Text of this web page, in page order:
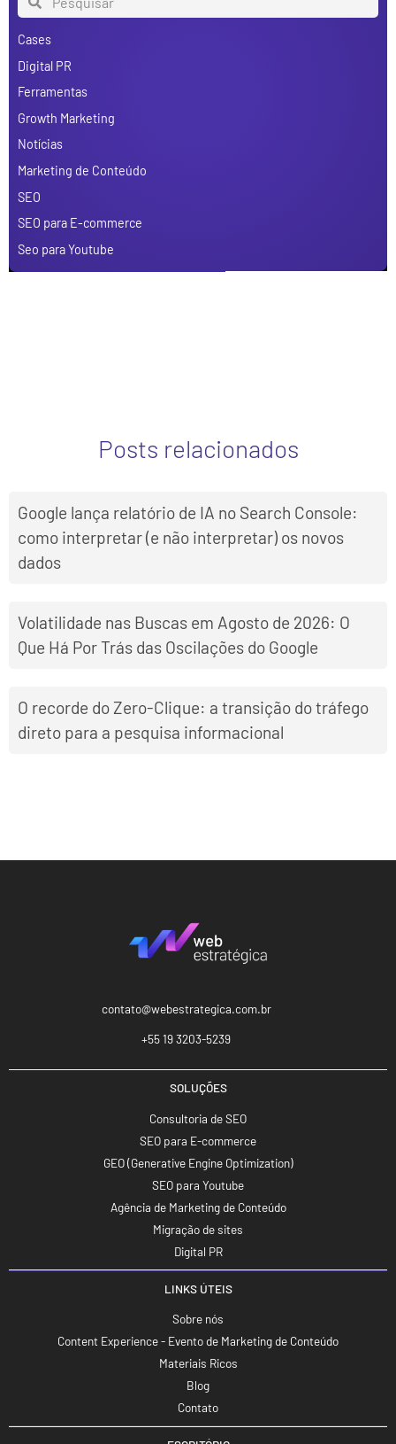
Cases
Digital PR
Ferramentas
Growth Marketing
Notícias
Marketing de Conteúdo
SEO
SEO para E-commerce
Seo para Youtube
Posts relacionados
Google lança relatório de IA no Search Console:
como interpretar (e não interpretar) os novos
dados
Volatilidade nas Buscas em Agosto de 2026: O
Que Há Por Trás das Oscilações do Google
O recorde do Zero-Clique: a transição do tráfego
direto para a pesquisa informacional
contato@webestrategica.com.br
+55 19 3203-5239
SOLUÇÕES
Consultoria de SEO
SEO para E-commerce
GEO (Generative Engine Optimization)
SEO para Youtube
Agência de Marketing de Conteúdo
Migração de sites
Digital PR
LINKS ÚTEIS
Sobre nós
Content Experience - Evento de Marketing de Conteúdo
Materiais Ricos
Blog
Contato